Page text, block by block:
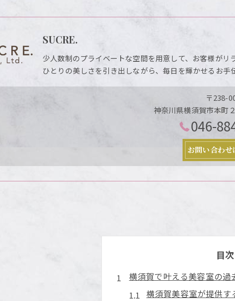
SUCRE.
少人数制のプライベートな空間を用意して、お客様が
ひとりの美しさを引き出しながら、毎日を輝かせるお手
〒238-
神奈川県横須賀市本町
046-
お問い合わせ
目次
横須賀で叶える美容室の過
横須賀美容室が提供